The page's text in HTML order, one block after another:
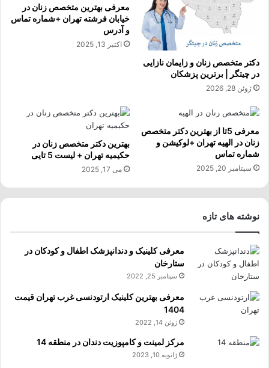
دکتر متخصص زنان و زایمان نازایی
در چیتگر | برترین پزشکان
ژوئن 28, 2026
معرفی بهترین متخصص زنان در
خیابان فرشته تهران +شماره تماس
و آدرس
اکتبر 13, 2025
معرفی 5تا از بهترین دکتر متخصص
زنان در الهیه تهران +لوکیشن و
شماره تماس
سپتامبر 20, 2025
بهترین دکتر متخصص زنان در
حکیمیه تهران + لیست 5 تایی
می 17, 2025
نوشته های تازه
معرفی کلینیک و دندانپزشک اطفال و کودکان در
ستارخان
سپتامبر 25, 2022
معرفی بهترین کلینیک ارتودنسی غرب تهران قیمت
1404
ژوئن 14, 2022
مرکز لمینت و کامپوزیت دندان در منطقه 14
ژانویه 10, 2023